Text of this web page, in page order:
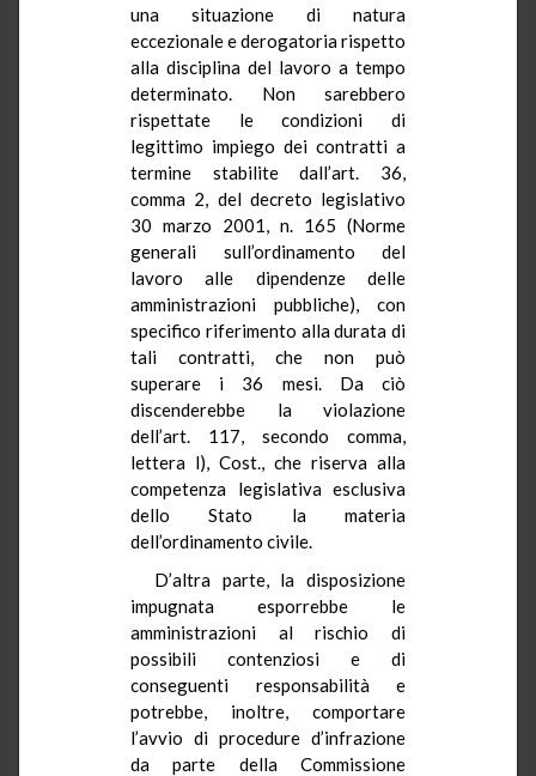
una situazione di natura
eccezionale e derogatoria rispetto
alla disciplina del lavoro a tempo
determinato. Non sarebbero
rispettate le condizioni di
legittimo impiego dei contratti a
termine stabilite dall’art. 36,
comma 2, del decreto legislativo
30 marzo 2001, n. 165 (Norme
generali sull’ordinamento del
lavoro alle dipendenze delle
amministrazioni pubbliche), con
specifico riferimento alla durata di
tali contratti, che non può
superare i 36 mesi. Da ciò
discenderebbe la violazione
dell’art. 117, secondo comma,
lettera l), Cost., che riserva alla
competenza legislativa esclusiva
dello Stato la materia
dell’ordinamento civile.
D’altra parte, la disposizione
impugnata esporrebbe le
amministrazioni al rischio di
possibili contenziosi e di
conseguenti responsabilità e
potrebbe, inoltre, comportare
l’avvio di procedure d’infrazione
da parte della Commissione